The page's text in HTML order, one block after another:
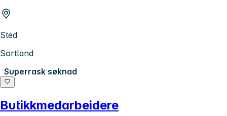
Sted
Sortland
Superrask søknad
Butikkmedarbeidere